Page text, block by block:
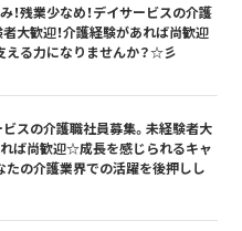
！残業少なめ！デイサービスの介護
大歓迎！介護経験があれば尚歓迎
る力になりませんか？☆彡
スの介護職社員募集。未経験者大
れば尚歓迎☆成長を感じられるキャ
たの介護業界での活躍を後押しし